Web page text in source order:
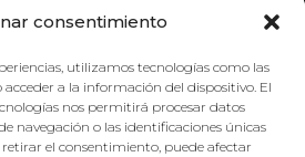
consentimiento
utilizamos tecnologías como las
a la información del dispositivo. El
nos permitirá procesar datos
navegación o las identificaciones únicas
retirar el consentimiento, puede afectar
Feline behaviour